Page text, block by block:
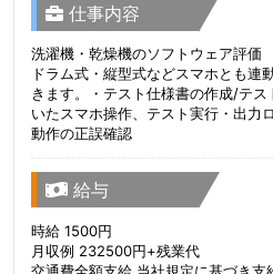
仕事内容
洗濯機・乾燥機のソフトウェア評価
ドラム式・縦型式などスマホとも連
きます。・テスト仕様書の作成/テ
いたスマホ操作、テスト実行・出力
動作の正誤確認
給与
時給 1500円
月収例 232500円+残業代
交通費全額支給 当社規定に基づき支